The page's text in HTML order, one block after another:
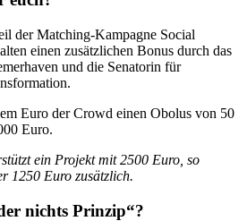
der Matching-Kampagne Social
einen zusätzlichen Bonus durch das
und die Senatorin für
Euro der Crowd einen Obolus von 50
Euro.
ein Projekt mit 2500 Euro, so
1250 Euro zusätzlich.
nichts Prinzip“?